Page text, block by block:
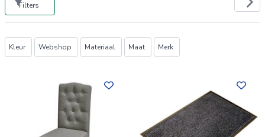
Filters
Producten
Kleur Webshop Materiaal Maat Merk